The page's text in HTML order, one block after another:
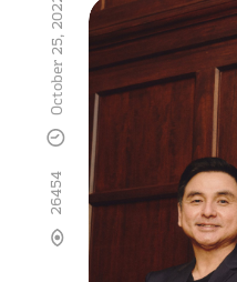
26454
October 25, 2022